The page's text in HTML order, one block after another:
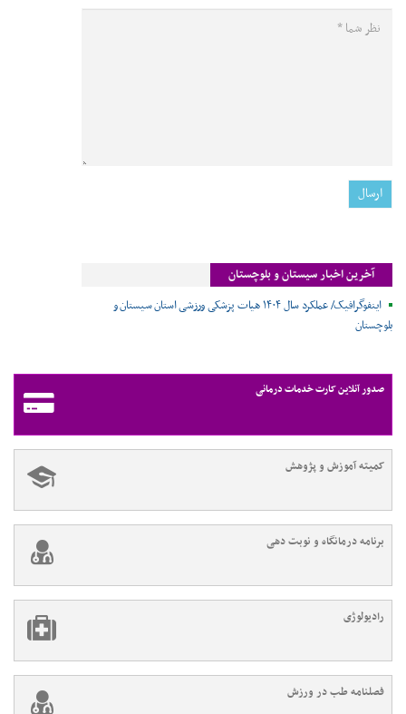
آخرین اخبار سیستان و بلوچستان
اینفوگرافیک/ عملکرد سال ۱۴۰۴ هیات پزشکی ورزشی استان سیستان و
بلوچستان
صدور آنلاین کارت خدمات درمانی
کمیته آموزش و پژوهش
برنامه درمانگاه و نوبت دهی
رادیولوژی
فصلنامه طب در ورزش